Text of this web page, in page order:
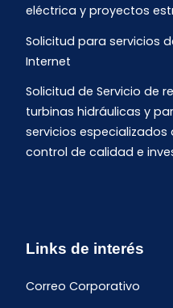
eléctrica y proyectos
Solicitud para servicios
Internet
Solicitud de Servicio de
turbinas hidráulicas y
servicios
control de calidad e
Links de interés
Correo Corporativo